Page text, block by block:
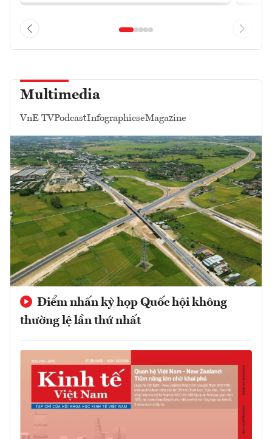
Multimedia
VnE TVPodcastInfographicseMagazine
Điểm nhấn kỳ họp Quốc hội không
thường lệ lần thứ nhất